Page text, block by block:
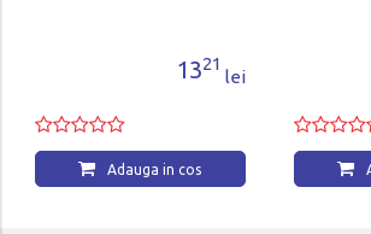
1321
lei
Adauga in cos